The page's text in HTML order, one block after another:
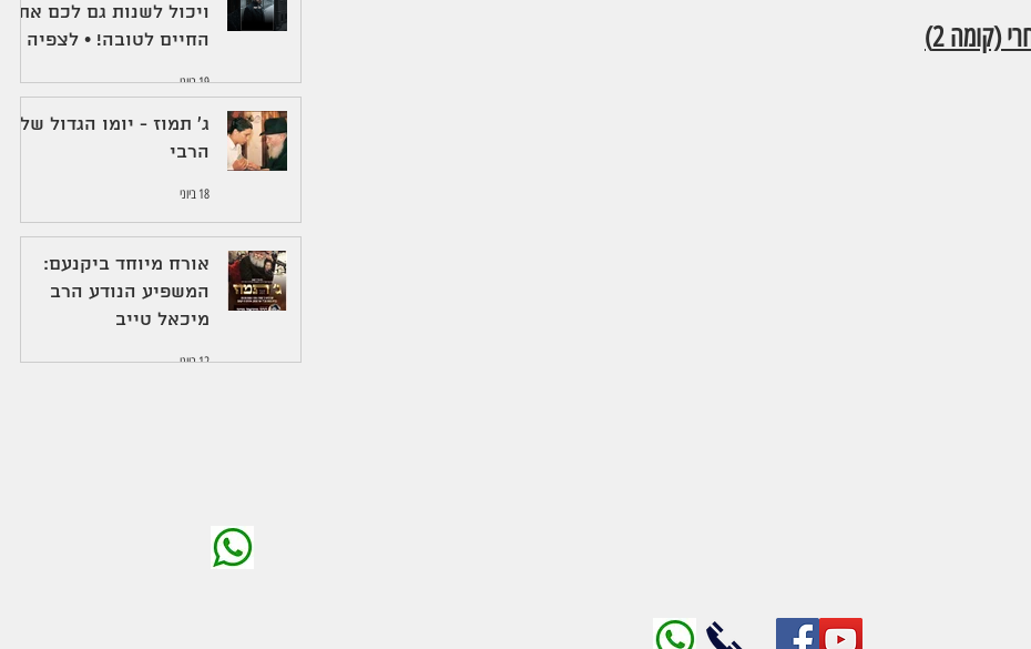
ויכול לשנות גם לכם את
החיים לטובה! • לצפיה
19 ביוני
ג' תמוז - יומו הגדול של
הרבי
18 ביוני
אורח מיוחד ביקנעם:
המשפיע הנודע הרב
מיכאל טייב
12 ביוני